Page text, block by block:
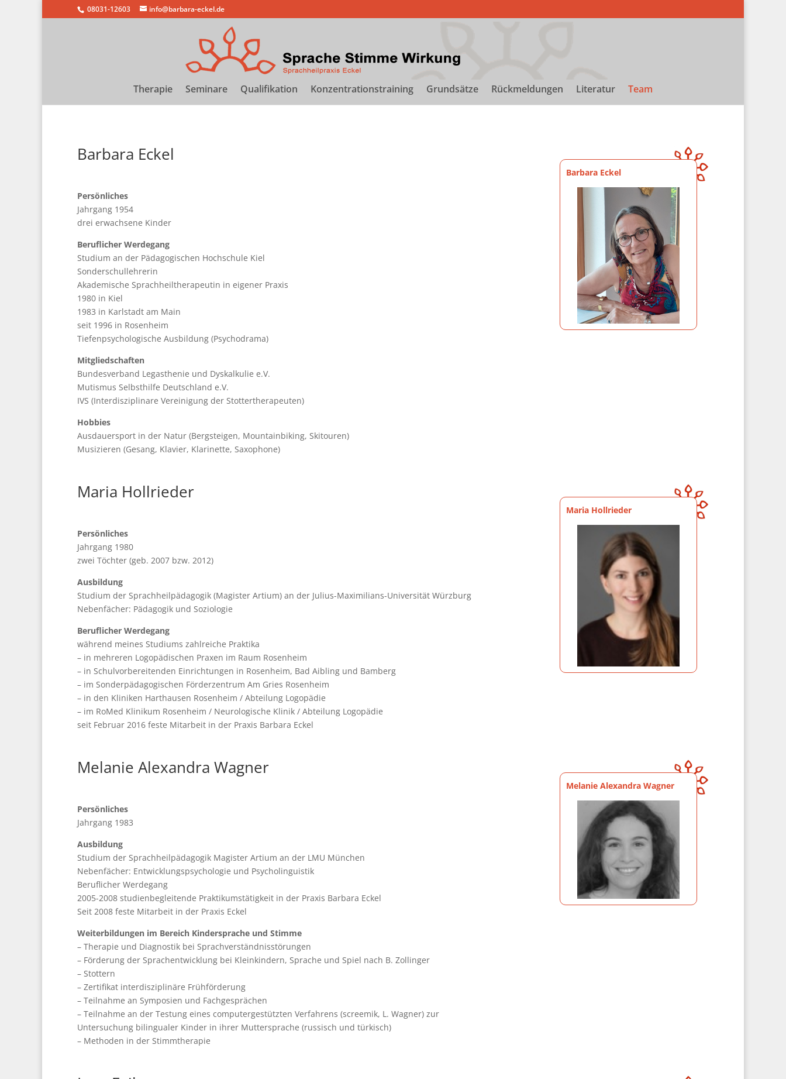
08031-12603 info@barbara-eckel.de
Therapie Seminare Qualifikation Konzentrationstraining Grundsätze Rückmeldungen Literatur Team
Barbara Eckel
Persönliches
Jahrgang 1954
drei erwachsene Kinder
Beruflicher Werdegang
Studium an der Pädagogischen Hochschule Kiel
Sonderschullehrerin
Akademische Sprachheiltherapeutin in eigener Praxis
1980 in Kiel
1983 in Karlstadt am Main
seit 1996 in Rosenheim
Tiefenpsychologische Ausbildung (Psychodrama)
Mitgliedschaften
Bundesverband Legasthenie und Dyskalkulie e.V.
Mutismus Selbsthilfe Deutschland e.V.
IVS (Interdisziplinare Vereinigung der Stottertherapeuten)
Hobbies
Ausdauersport in der Natur (Bergsteigen, Mountainbiking, Skitouren)
Musizieren (Gesang, Klavier, Klarinette, Saxophone)
Barbara Eckel
Maria Hollrieder
Persönliches
Jahrgang 1980
zwei Töchter (geb. 2007 bzw. 2012)
Ausbildung
Studium der Sprachheilpädagogik (Magister Artium) an der Julius-Maximilians-Universität Würzburg
Nebenfächer: Pädagogik und Soziologie
Beruflicher Werdegang
während meines Studiums zahlreiche Praktika
– in mehreren Logopädischen Praxen im Raum Rosenheim
– in Schulvorbereitenden Einrichtungen in Rosenheim, Bad Aibling und Bamberg
– im Sonderpädagogischen Förderzentrum Am Gries Rosenheim
– in den Kliniken Harthausen Rosenheim / Abteilung Logopädie
– im RoMed Klinikum Rosenheim / Neurologische Klinik / Abteilung Logopädie
seit Februar 2016 feste Mitarbeit in der Praxis Barbara Eckel
Maria Hollrieder
Melanie Alexandra Wagner
Persönliches
Jahrgang 1983
Ausbildung
Studium der Sprachheilpädagogik Magister Artium an der LMU München
Nebenfächer: Entwicklungspsychologie und Psycholinguistik
Beruflicher Werdegang
2005-2008 studienbegleitende Praktikumstätigkeit in der Praxis Barbara Eckel
Seit 2008 feste Mitarbeit in der Praxis Eckel
Weiterbildungen im Bereich Kindersprache und Stimme
– Therapie und Diagnostik bei Sprachverständnisstörungen
– Förderung der Sprachentwicklung bei Kleinkindern, Sprache und Spiel nach B. Zollinger
– Stottern
– Zertifikat interdisziplinäre Frühförderung
– Teilnahme an Symposien und Fachgesprächen
– Teilnahme an der Testung eines computergestützten Verfahrens (screemik, L. Wagner) zur
Untersuchung bilingualer Kinder in ihrer Muttersprache (russisch und türkisch)
– Methoden in der Stimmtherapie
Melanie Alexandra Wagner